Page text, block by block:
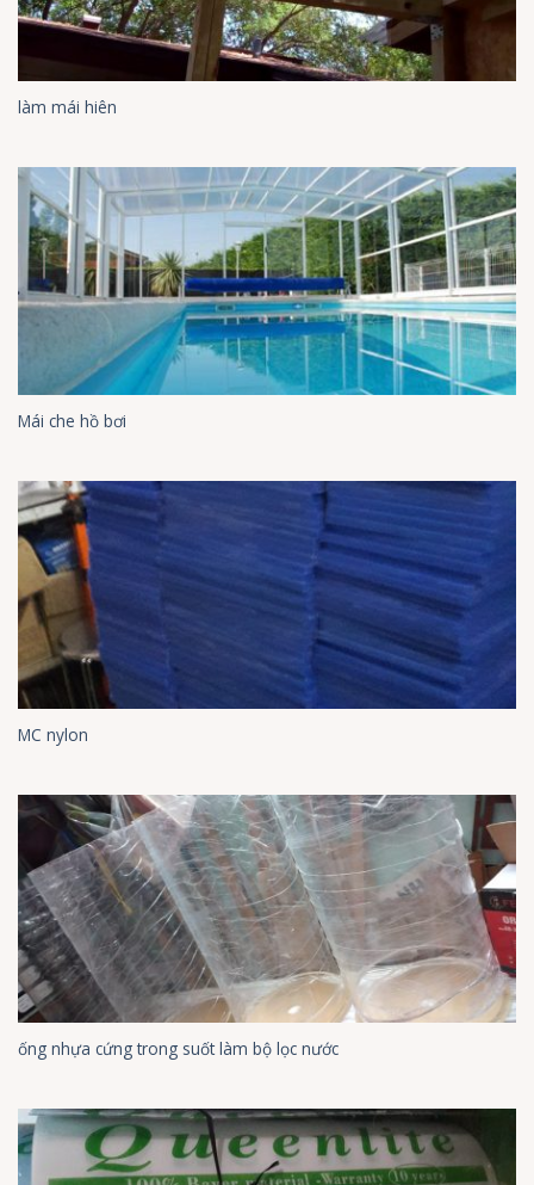
làm mái hiên
Mái che hồ bơi
MC nylon
ống nhựa cứng trong suốt làm bộ lọc nước